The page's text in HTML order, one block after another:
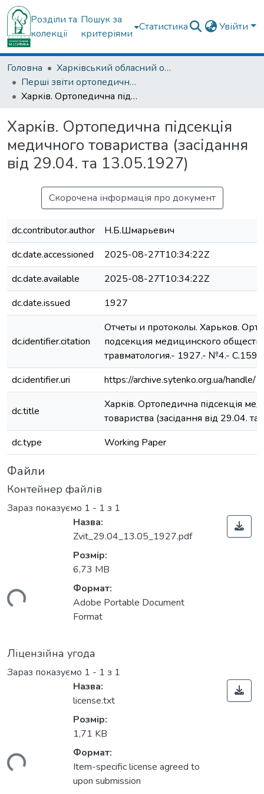
Розділи та
колекції
Пошук за
критеріями
Статистика Увійти
Головна
Харківський обласний осередок ВГО "Українська асоціація ортопедів-травматологів"
Перші звіти ортопедичної підсекції медичного товариства м.Харкова (з 1927р.)
Харків. Ортопедична підсекція медичного товариства (засідання від 29.04. та 13.05.1927)
Харків. Ортопедична підсекція
медичного товариства (засідання
від 29.04. та 13.05.1927)
Скорочена інформація про документ
dc.contributor.author
Н.Б.Шмарьевич
dc.date.accessioned
2025-08-27T10:34:22Z
dc.date.available
2025-08-27T10:34:22Z
dc.date.issued
1927
dc.identifier.citation
Отчеты и протоколы. Харьков.
подсекция медицинского
травматология.- 1927.- №4.-
dc.identifier.uri
https://archive.sytenko.org.ua/
dc.title
Харків. Ортопедична підсекція
товариства (засідання від 29.04.
dc.type
Working Paper
Файли
Контейнер файлів
Зараз показуємо 1 - 1 з 1
Назва:
Zvit_29.04_13.05_1927.pdf
Розмір:
6,73 MB
Формат:
Adobe Portable Document
Format
Ліцензійна угода
Зараз показуємо 1 - 1 з 1
Назва:
license.txt
Розмір:
1,71 KB
Формат:
Item-specific license agreed to
upon submission